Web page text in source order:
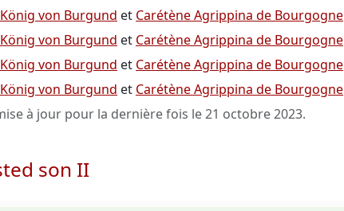
von Burgund et Carétène Agrippina de Bourgogne
von Burgund et Carétène Agrippina de Bourgogne
von Burgund et Carétène Agrippina de Bourgogne
von Burgund et Carétène Agrippina de Bourgogne
à jour pour la dernière fois le21 octobre 2023.
son II